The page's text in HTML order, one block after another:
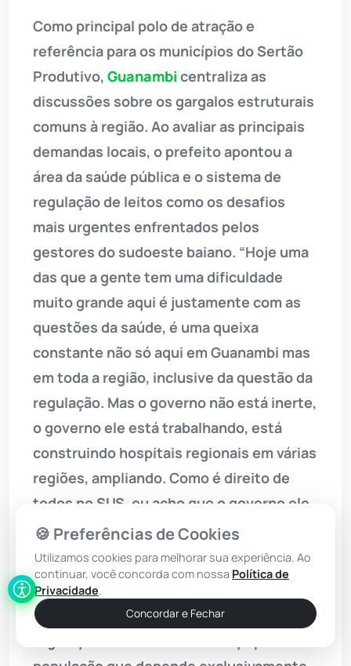
Como principal polo de atração e
referência para os municípios do Sertão
Produtivo, Guanambi centraliza as
discussões sobre os gargalos estruturais
comuns à região. Ao avaliar as principais
demandas locais, o prefeito apontou a
área da saúde pública e o sistema de
regulação de leitos como os desafios
mais urgentes enfrentados pelos
gestores do sudoeste baiano. “Hoje uma
das que a gente tem uma dificuldade
muito grande aqui é justamente com as
questões da saúde, é uma queixa
constante não só aqui em Guanambi mas
em toda a região, inclusive da questão da
regulação. Mas o governo não está inerte,
o governo ele está trabalhando, está
construindo hospitais regionais em várias
regiões, ampliando. Como é direito de
todos no SUS, eu acho que o governo ele
tem que ampliar ainda mais essa oferta
de saúde para toda a região”, pontuou.
Instado a apontar soluções práticas para
destravar o fluxo de atendimento da
🍪 Preferências de Cookies
Utilizamos cookies para melhorar sua experiência. Ao
continuar, você concorda com nossa Política de
Privacidade.
Concordar e Fechar